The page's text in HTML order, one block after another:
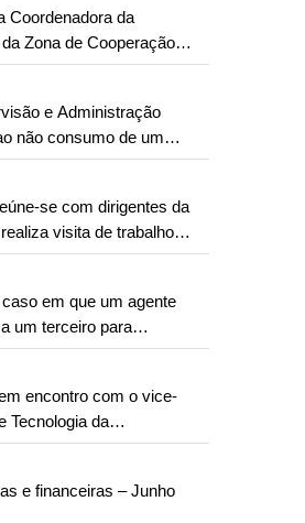
como a segurança
Coordenadora da
Zona de Cooperação
e Macau em
e Administração
não consumo de um
medicamentosas
se com dirigentes da
visita de trabalho
em que um agente
um terceiro para
na sequência de uma
encontro com o vice-
Tecnologia da
e financeiras – Junho